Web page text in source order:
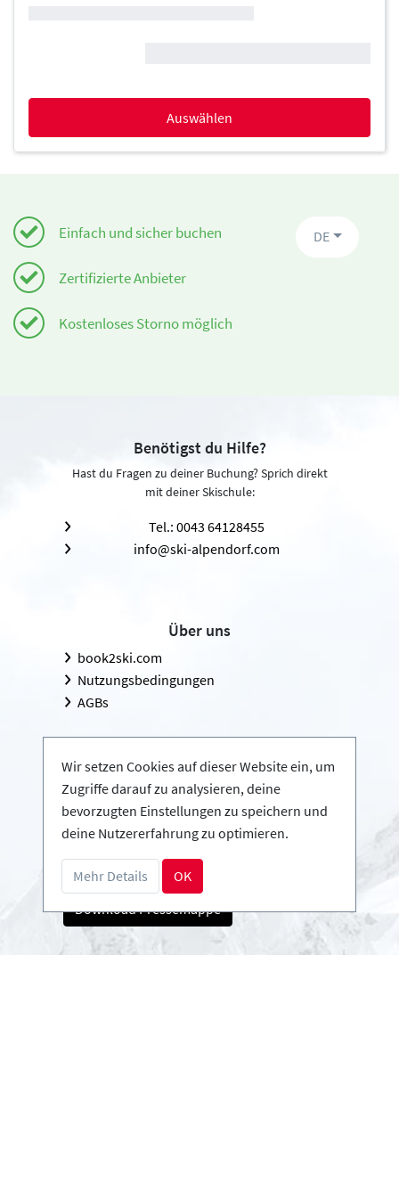
Auswählen
Einfach und sicher buchen
Zertifizierte Anbieter
Kostenloses Storno möglich
DE
Benötigst du Hilfe?
Hast du Fragen zu deiner Buchung? Sprich direkt
mit deiner Skischule:
Tel.: 0043 64128455
info@ski-alpendorf.com
Über uns
book2ski.com
Nutzungsbedingungen
AGBs
Infos
Login - Skischulen
Partner werden
FAQ - Häufig gestellte Fragen
Download Pressemappe
Wir setzen Cookies auf dieser Website ein, um
Zugriffe darauf zu analysieren, deine
bevorzugten Einstellungen zu speichern und
deine Nutzererfahrung zu optimieren.
Mehr Details OK